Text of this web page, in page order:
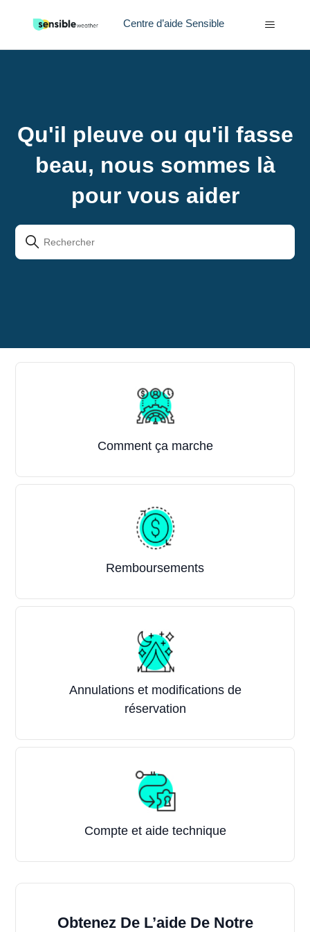
Centre d’aide Sensible
Qu'il pleuve ou qu'il fasse
beau, nous sommes là
pour vous aider
Recherche
Comment ça marche
Remboursements
Annulations et modifications de
réservation
Compte et aide technique
Obtenez De L’aide De Notre